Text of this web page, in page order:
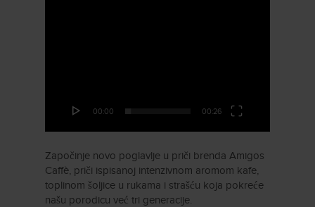
00:00 00:26
Započinje novo poglavlje u priči brenda Amigos
Caffè, priči ispisanoj intenzivnom aromom kafe,
toplinom šoljice u rukama i strašću koja pokreće
našu porodicu već tri generacije.